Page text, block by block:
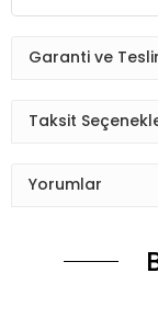
Garanti ve
Taksit
Yorumlar